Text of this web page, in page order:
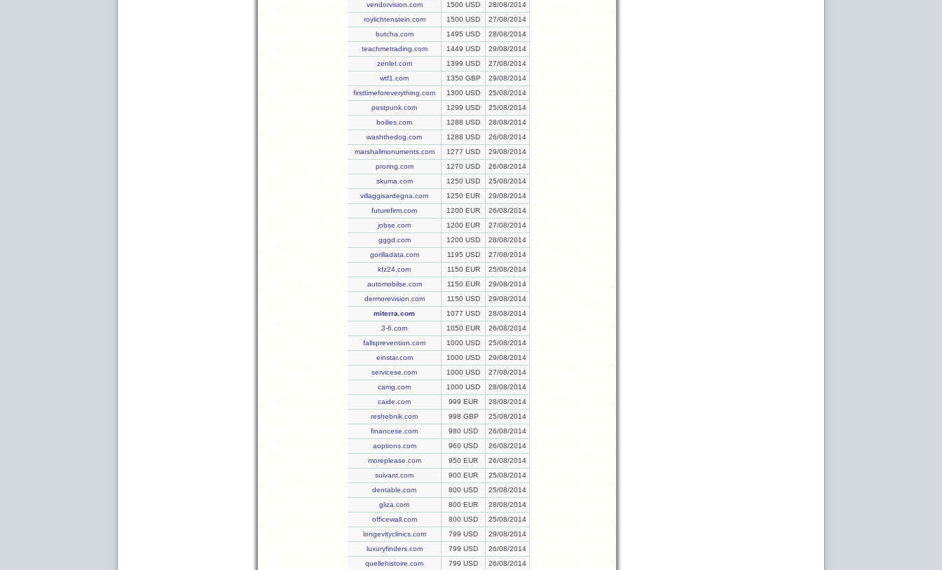
vendorvision.com
1500 USD
28/08/2014
roylichtenstein.com
1500 USD
27/08/2014
butcha.com
1495 USD
28/08/2014
teachmetrading.com
1449 USD
29/08/2014
zenlet.com
1399 USD
27/08/2014
wtf1.com
1350 GBP
29/08/2014
firsttimeforeverything.com
1300 USD
25/08/2014
postpunk.com
1299 USD
25/08/2014
boilies.com
1288 USD
28/08/2014
washthedog.com
1288 USD
26/08/2014
marshallmonuments.com
1277 USD
29/08/2014
proring.com
1270 USD
26/08/2014
skuma.com
1250 USD
25/08/2014
villaggisardegna.com
1250 EUR
29/08/2014
futurefirm.com
1200 EUR
26/08/2014
jobse.com
1200 EUR
27/08/2014
gggd.com
1200 USD
28/08/2014
gorilladata.com
1195 USD
27/08/2014
kfz24.com
1150 EUR
25/08/2014
automobilse.com
1150 EUR
29/08/2014
dermorevision.com
1150 USD
29/08/2014
miterra.com
1077 USD
28/08/2014
3-6.com
1050 EUR
26/08/2014
fallsprevention.com
1000 USD
25/08/2014
einstar.com
1000 USD
29/08/2014
servicese.com
1000 USD
27/08/2014
camg.com
1000 USD
28/08/2014
caide.com
999 EUR
28/08/2014
reshebnik.com
998 GBP
25/08/2014
financese.com
980 USD
26/08/2014
aoptions.com
960 USD
26/08/2014
moreplease.com
950 EUR
26/08/2014
suivant.com
900 EUR
25/08/2014
dentable.com
800 USD
25/08/2014
gliza.com
800 EUR
28/08/2014
officewall.com
800 USD
25/08/2014
longevityclinics.com
799 USD
29/08/2014
luxuryfinders.com
799 USD
26/08/2014
quellehistoire.com
799 USD
26/08/2014